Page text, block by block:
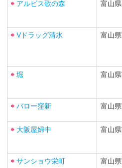
アルビス歌の森 富山
Vドラッグ清水 富山
堀 富山
バロー窪新 富山
大阪屋婦中 富山
サンショウ栄町 富山